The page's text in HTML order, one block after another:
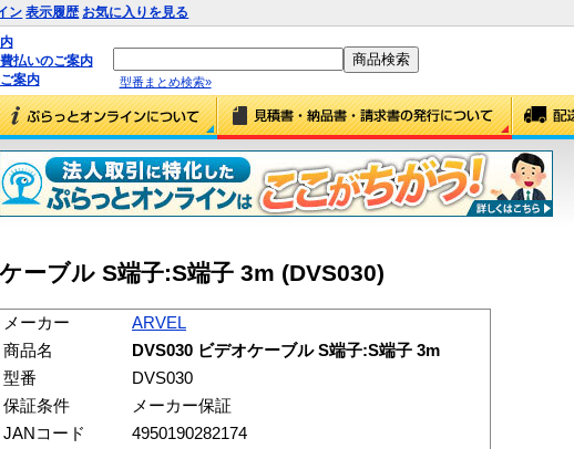
ン 表示履歴 お気に入りを見る
払いのご案内
案内
型番まとめ検索»
ーブル S端子:S端子 3m (DVS030)
メーカー
ARVEL
商品名
DVS030 ビデオケーブル S端子:S端子 3m
型番
DVS030
保証条件
メーカー保証
JANコード
4950190282174